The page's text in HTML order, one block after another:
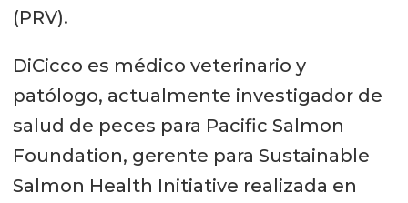
(PRV).
DiCicco es médico veterinario y
patólogo, actualmente investigador de
salud de peces para Pacific Salmon
Foundation, gerente para Sustainable
Salmon Health Initiative realizada en